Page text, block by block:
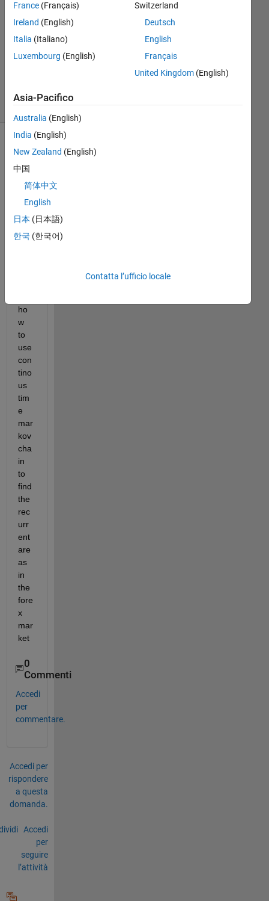
Risposta
Aggiornato
Visualizzazioni
(30 giorni)
I
ho
w
to
use
con
tino
us
tim
e
mar
kov
cha
in
to
find
the
rec
urr
ent
are
as
in
the
fore
x
mar
ket
0
Commenti
Accedi
per
commentare.
Accedi per
rispondere
a questa
domanda.
Accedi
per
seguire
l’attività
France (Français)
Ireland (English)
Italia (Italiano)
Luxembourg (English)
Switzerland
Deutsch
English
Français
United Kingdom(English)
Asia-Pacifico
Australia (English)
India (English)
New Zealand (English)
中国
简体中文
English
日本 (日本語)
한국 (한국어)
Contatta l’ufficio locale